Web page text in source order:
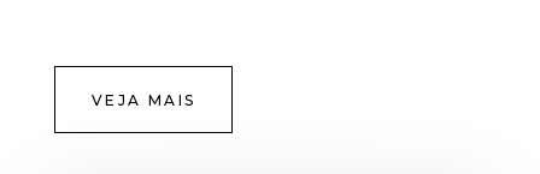
VEJA MAIS